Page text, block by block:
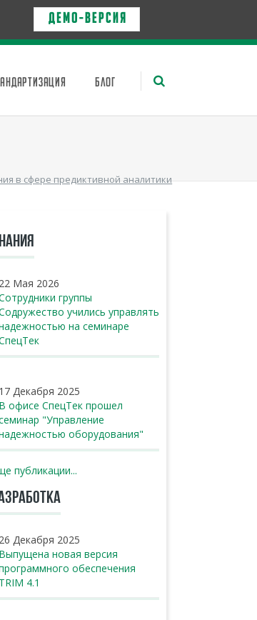
Д Е М О - в е р с и я
БЛОГ
в сфере предиктивной аналитики
22 Мая 2026
группы
учились управлять
на семинаре
17 Декабря 2025
В офисе СпецТек прошел
"Управление
оборудования"
публикации...
26 Декабря 2025
Выпущена новая версия
обеспечения
TRIM 4.1